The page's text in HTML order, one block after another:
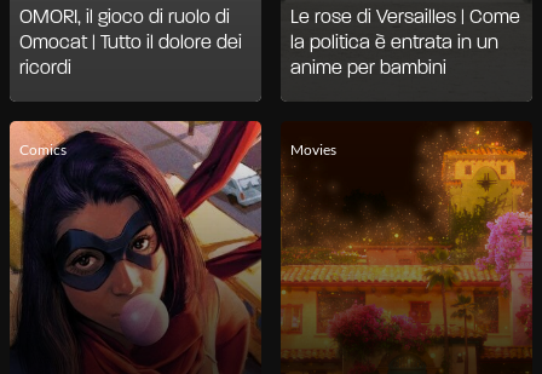
OMORI, il gioco di ruolo di
Omocat | Tutto il dolore dei
ricordi
Le rose di Versailles | Come
la politica è entrata in un
anime per bambini
Comics Movies